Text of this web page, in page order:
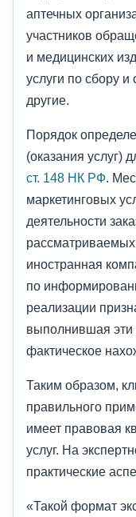
аптечных
участников
и медицинских
услуги по сбору
другие.
Порядок
(оказания услуг)
ст. 148 НК РФ.
маркетинговых
деятельности
иностранная
по
реализации
выполнившая эти
фактическое
Таким образом,
правильного
имеет правовая
услуг. На
практические
«Такой формат